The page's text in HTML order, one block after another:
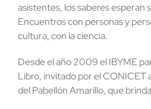
asistentes, los saberes esperan
Encuentros con personas y
cultura, con la ciencia.
Desde el año 2009 el IBYME
Libro, invitado por el CONICET
del Pabellón Amarillo, que